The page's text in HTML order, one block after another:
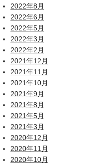
2022年8月
2022年6月
2022年5月
2022年3月
2022年2月
2021年12月
2021年11月
2021年10月
2021年9月
2021年8月
2021年5月
2021年3月
2020年12月
2020年11月
2020年10月